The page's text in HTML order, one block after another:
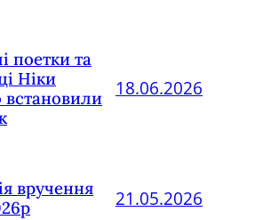
поетки та
Ніки
18.06.2026
вручення
21.05.2026